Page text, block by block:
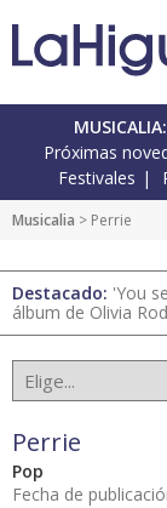
MUSICALIA:
Próximas
Festivales
Musicalia > Perrie
Destacado: 'You
álbum de Olivia
Perrie
Pop
Fecha de